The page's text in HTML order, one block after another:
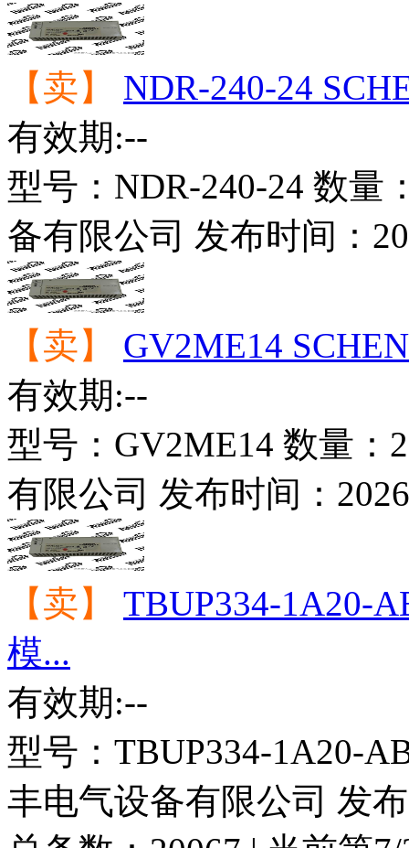
【卖】
NDR-240-24
有效期:--
型号： NDR-240-24 数量
备有限公司 发布时间：
【卖】
GV2ME14
有效期:--
型号： GV2ME14 数量：
有限公司 发布时间：
【卖】
TBUP334-1A20-
模...
有效期:--
型号： TBUP334-1A20-
丰电气设备有限公司 发